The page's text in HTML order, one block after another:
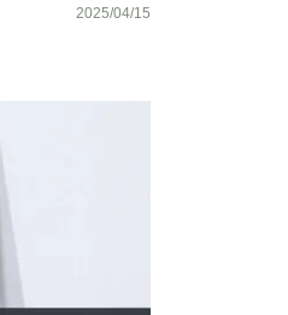
2025/04/15